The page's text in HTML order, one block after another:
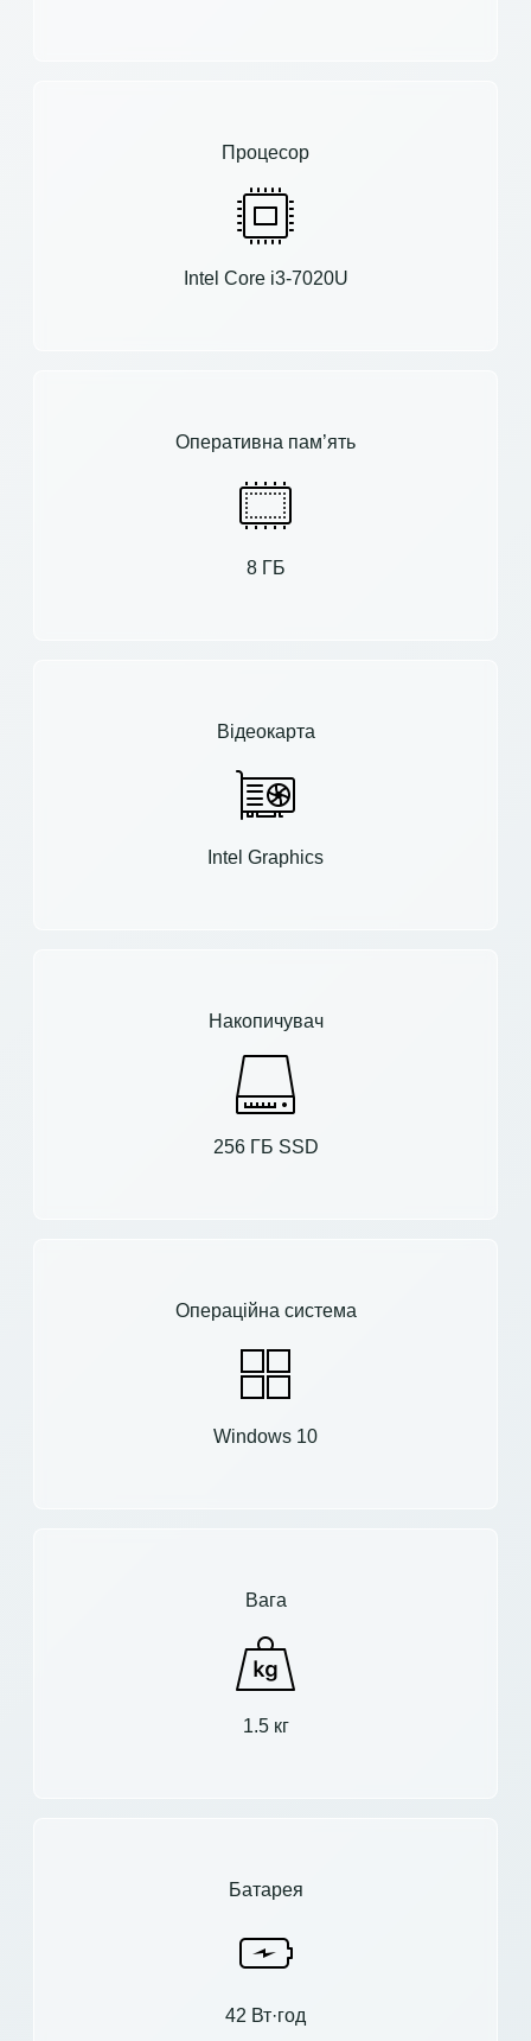
Процесор
Intel Core i3-7020U
Оперативна пам’ять
8 ГБ
Відеокарта
Intel Graphics
Накопичувач
256 ГБ SSD
Операційна система
Windows 10
Вага
1.5 кг
Батарея
42 Вт·год